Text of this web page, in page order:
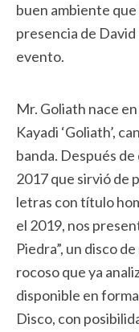
buen ambiente
presencia de
evento.
Mr. Goliath nace
Kayadi ‘Goliath’,
banda. Después
2017 que sirvió de
letras con título
el 2019, nos
Piedra”, un disco
rocoso que ya
disponible en
Disco, con